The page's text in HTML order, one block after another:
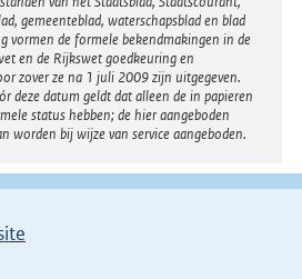
gemeenteblad, waterschapsblad en blad
vormen de formele bekendmakingen in de
en de Rijkswet goedkeuring en
zover ze na 1 juli 2009 zijn uitgegeven.
deze datum geldt dat alleen de in papieren
status hebben; de hier aangeboden
worden bij wijze van service aangeboden.